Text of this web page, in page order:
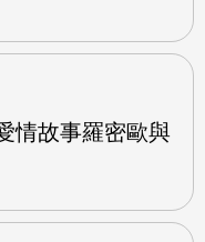
情故事羅密歐與